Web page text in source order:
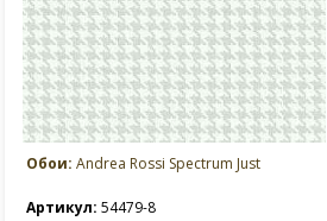
Обои: Andrea Rossi Spectrum Just
Артикул: 54479-8